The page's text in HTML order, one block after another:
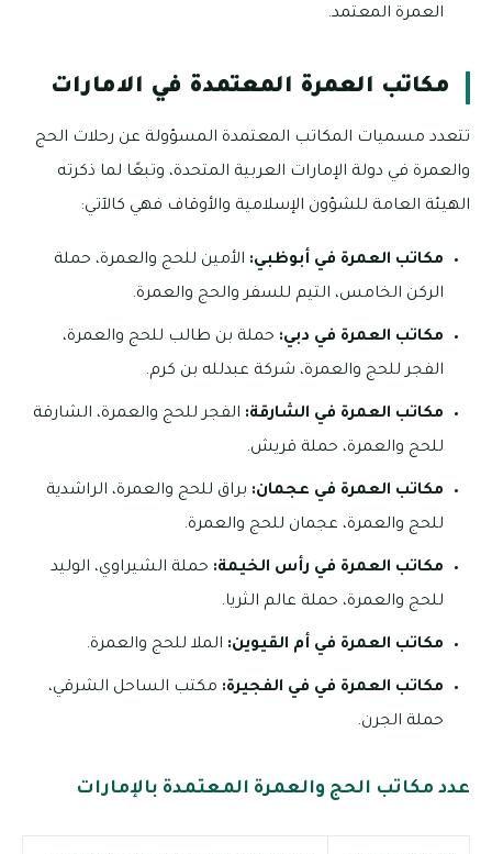
العمرة المعتمد.
مكاتب العمرة المعتمدة في الامارات
تتعدد مسميات المكاتب المعتمدة المسؤولة عن رحلات الحج
والعمرة في دولة الإمارات العربية المتحدة، وتبعًا لما ذكرته
الهيئة العامة للشؤون الإسلامية والأوقاف فهي كالآتي:
مكاتب العمرة في أبوظبي: الأمين للحج والعمرة، حملة
الركن الخامس، التيم للسفر والحج والعمرة.
مكاتب العمرة في دبي: حملة بن طالب للحج والعمرة،
الفجر للحج والعمرة، شركة عبدلله بن كرم.
مكاتب العمرة في الشارقة: الفجر للحج والعمرة، الشارقة
للحج والعمرة، حملة قريش.
مكاتب العمرة في عجمان: براق للحج والعمرة، الراشدية
للحج والعمرة، عجمان للحج والعمرة.
مكاتب العمرة في رأس الخيمة: حملة الشيراوي، الوليد
للحج والعمرة، حملة عالم الثريا.
مكاتب العمرة في أم القيوين: الملا للحج والعمرة.
مكاتب العمرة في في الفجيرة: مكتب الساحل الشرقي،
حملة الجرن.
عدد مكاتب الحج والعمرة المعتمدة بالإمارات